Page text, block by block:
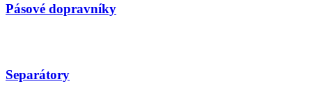
Pásové dopravníky
Separátory